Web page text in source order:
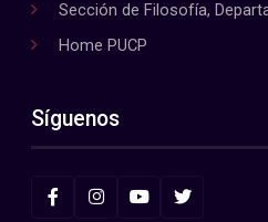
Sección de Filosofía,
Home PUCP
Síguenos